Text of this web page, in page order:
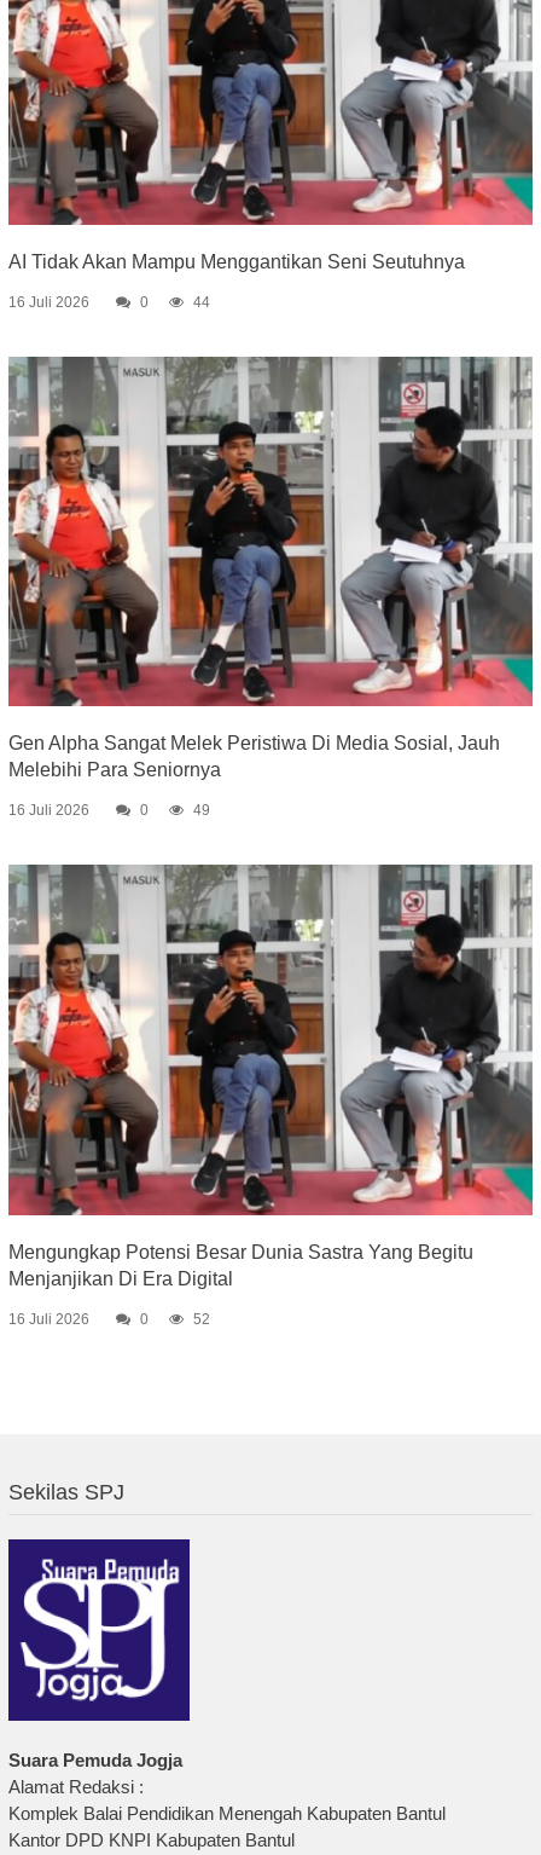
AI Tidak Akan Mampu Menggantikan Seni Seutuhnya
16 Juli 2026 0 44
Gen Alpha Sangat Melek Peristiwa Di Media Sosial, Jauh
Melebihi Para Seniornya
16 Juli 2026 0 49
Mengungkap Potensi Besar Dunia Sastra Yang Begitu
Menjanjikan Di Era Digital
16 Juli 2026 0 52
Sekilas SPJ
Suara Pemuda Jogja
Alamat Redaksi :
Komplek Balai Pendidikan Menengah Kabupaten Bantul
Kantor DPD KNPI Kabupaten Bantul